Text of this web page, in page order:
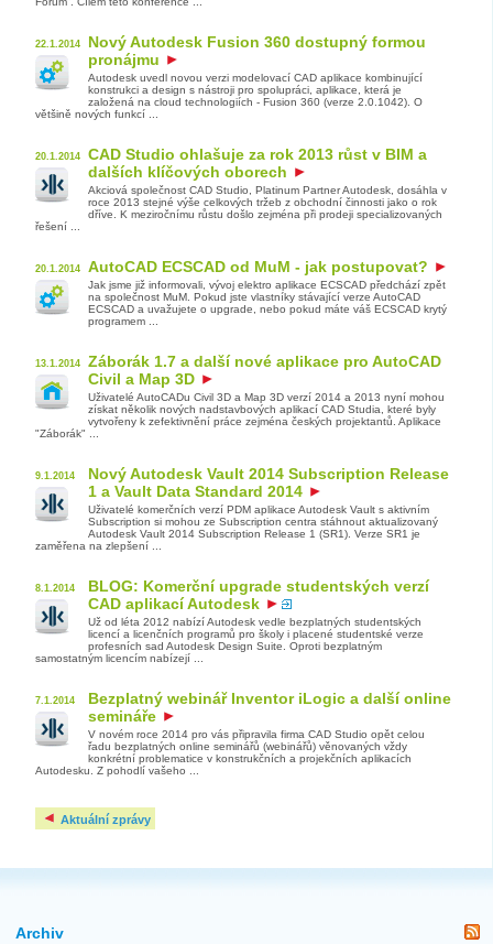
22.1.2014
Nový Autodesk Fusion 360 dostupný formou
pronájmu
Autodesk uvedl novou verzi modelovací CAD aplikace kombinující
konstrukci a design s nástroji pro spolupráci, aplikace, která je
založená na cloud technologiích - Fusion 360 (verze 2.0.1042). O
většině nových funkcí ...
20.1.2014
CAD Studio ohlašuje za rok 2013 růst v BIM a
dalších klíčových oborech
Akciová společnost CAD Studio, Platinum Partner Autodesk, dosáhla v
roce 2013 stejné výše celkových tržeb z obchodní činnosti jako o rok
dříve. K meziročnímu růstu došlo zejména při prodeji specializovaných
řešení ...
20.1.2014 AutoCAD ECSCAD od MuM - jak postupovat?
Jak jsme již informovali, vývoj elektro aplikace ECSCAD předchází zpět
na společnost MuM. Pokud jste vlastníky stávající verze AutoCAD
ECSCAD a uvažujete o upgrade, nebo pokud máte váš ECSCAD krytý
programem ...
13.1.2014
Záborák 1.7 a další nové aplikace pro AutoCAD
Civil a Map 3D
Uživatelé AutoCADu Civil 3D a Map 3D verzí 2014 a 2013 nyní mohou
získat několik nových nadstavbových aplikací CAD Studia, které byly
vytvořeny k zefektivnění práce zejména českých projektantů. Aplikace
"Záborák" ...
9.1.2014
Nový Autodesk Vault 2014 Subscription Release
1 a Vault Data Standard 2014
Uživatelé komerčních verzí PDM aplikace Autodesk Vault s aktivním
Subscription si mohou ze Subscription centra stáhnout aktualizovaný
Autodesk Vault 2014 Subscription Release 1 (SR1). Verze SR1 je
zaměřena na zlepšení ...
8.1.2014
BLOG: Komerční upgrade studentských verzí
CAD aplikací Autodesk
Už od léta 2012 nabízí Autodesk vedle bezplatných studentských
licencí a licenčních programů pro školy i placené studentské verze
profesních sad Autodesk Design Suite. Oproti bezplatným
samostatným licencím nabízejí ...
7.1.2014
Bezplatný webinář Inventor iLogic a další online
semináře
V novém roce 2014 pro vás připravila firma CAD Studio opět celou
řadu bezplatných online seminářů (webinářů) věnovaných vždy
konkrétní problematice v konstrukčních a projekčních aplikacích
Autodesku. Z pohodlí vašeho ...
Aktuální zprávy
Archiv